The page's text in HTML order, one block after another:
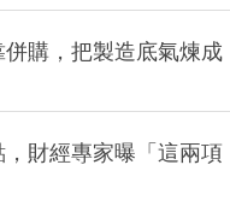
併購，把製造底氣煉成
財經專家曝「這兩項